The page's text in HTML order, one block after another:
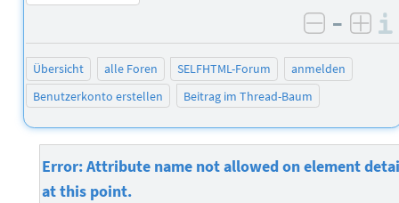
negativ
–
Übersicht alle Foren SELFHTML-Forum
anmelden
Benutzerkonto erstellen
Beitrag im Thread-Baum
Error: Attribute name not allowed on element
at this point.